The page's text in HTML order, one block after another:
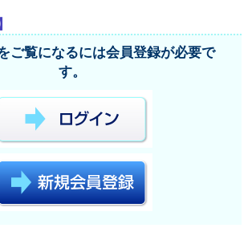
ご覧になるには会員登録が必要で
す。